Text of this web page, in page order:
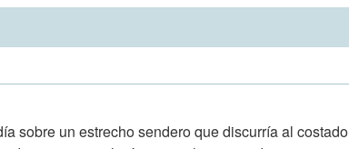
sobre un estrecho sendero que discurría al costado